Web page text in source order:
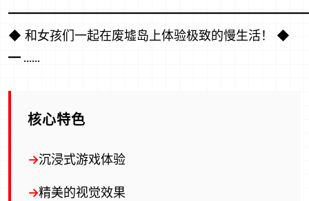
◆ 和女孩们一起在废墟岛上体验极致的慢生活！ ◆
━ ......
核心特色
沉浸式游戏体验
精美的视觉效果